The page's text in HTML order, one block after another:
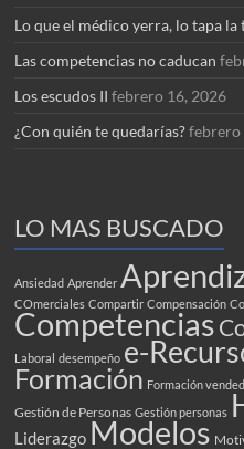
Lo que el médico yerra, lo tapa
Las competencias no caducan
Los escudos II febrero 16, 2026
¿Con quién te quedarías? febrero
LO MAS BUSCADO
Ansiedad Aprender
COmerciales Compartir Compensación
Competencias
Laboral desempeño e-
Formación Formación
Gestión de Personas Gestión personas
Liderazgo Modelos